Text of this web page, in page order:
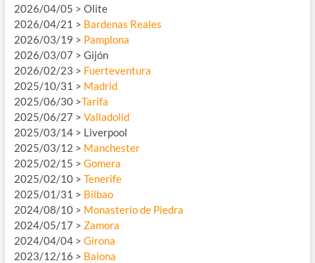
2026/04/05 > Olite
2026/04/21 > Bardenas Reales
2026/03/19 > Pamplona
2026/03/07 > Gijón
2026/02/23 > Fuerteventura
2025/10/31 > Madrid
2025/06/30 >Tarifa
2025/06/27 > Valladolid
2025/03/14 > Liverpool
2025/03/12 > Manchester
2025/02/15 > Gomera
2025/02/10 > Tenerife
2025/01/31 > Bilbao
2024/08/10 > Monasterio de Piedra
2024/05/17 > Zamora
2024/04/04 > Girona
2023/12/16 > Baiona